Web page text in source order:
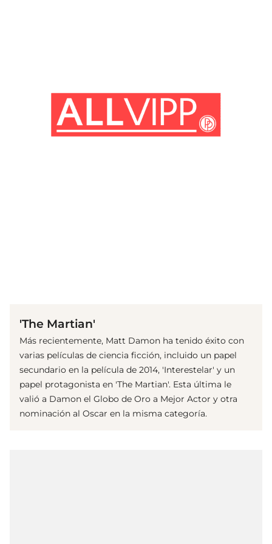
'The Martian'
Más recientemente, Matt Damon ha tenido éxito con
varias películas de ciencia ficción, incluido un papel
secundario en la película de 2014, 'Interestelar' y un
papel protagonista en 'The Martian'. Esta última le
valió a Damon el Globo de Oro a Mejor Actor y otra
nominación al Oscar en la misma categoría.